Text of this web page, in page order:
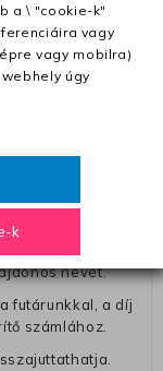
díjat
hogy vegye át
melyne
könnyebb
amelyre
Az eljárás
nevét.
futárunkkal, a díj
számlához.
a \ "cookie-k"
vagy
vagy mobilra)
úgy
k